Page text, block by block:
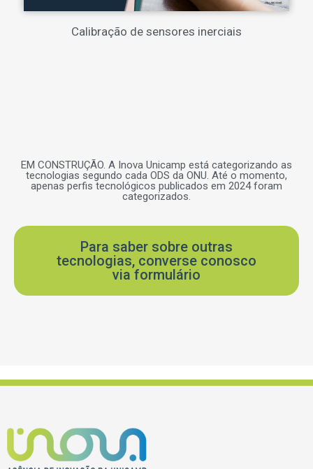
Calibração de sensores inerciais
EM CONSTRUÇÃO. A Inova Unicamp está categorizando as
tecnologias segundo cada ODS da ONU. Até o momento,
apenas perfis tecnológicos publicados em 2024 foram
categorizados.
Para saber sobre outras
tecnologias, converse conosco
via formulário